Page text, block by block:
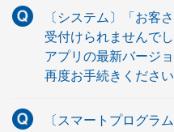
〔システム〕「お客
受付けられませんで
アプリの最新バージ
再度お手続きくださ
〔スマートプログラ